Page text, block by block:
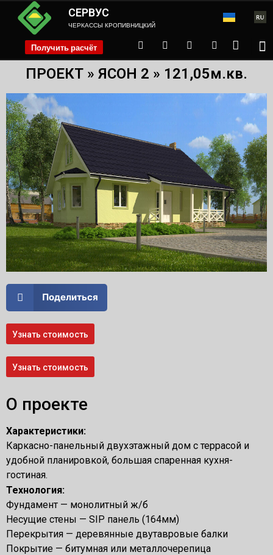
СЕРВУС
ЧЕРКАССЫ КРОПИВНИЦКИЙ
Получить расчёт phone
ПРОЕКТ » ЯСОН 2 » 121,05м.кв.
Поделиться
Узнать стоимость
Узнать стоимость
О проекте
Характеристики:
Каркасно-панельный двухэтажный дом с террасой и
удобной планировкой, большая спаренная кухня-
гостиная.
Технология:
Фундамент — монолитный ж/б
Несущие стены — SIP панель (164мм)
Перекрытия — деревянные двутавровые балки
Покрытие — битумная или металлочерепица